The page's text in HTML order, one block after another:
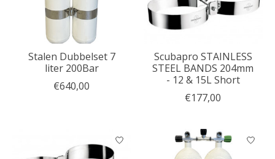
Stalen Dubbelset 7
liter 200Bar
€640,00
Scubapro STAINLESS
STEEL BANDS 204mm
- 12 & 15L Short
€177,00